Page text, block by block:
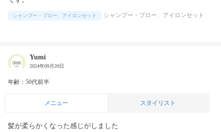
シャンプー・ブロー、アイロンセット シャンプー・ブロー、アイロンセット
Yumi
2024年09月20日
年齢：50代前半
メニュー スタイリスト
髪が柔らかくなった感じがしました